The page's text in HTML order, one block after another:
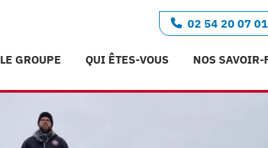
LE GROUPE QUI ÊTES-VOUS NOS SAVOIR-
02 54 20 07 01